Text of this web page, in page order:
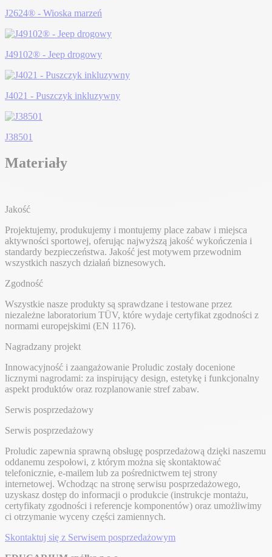
J2624® - Wioska marzeń
J49102® - Jeep drogowy
J4021 - Puszczyk inkluzywny
J38501
Materiały
Jakość
Projektujemy, produkujemy i montujemy place zabaw i miejsca
aktywności sportowej, oferując najwyższą jakość wykończenia i
standardy bezpieczeństwa. Jakość jest motywem przewodnim
wszystkich naszych działań biznesowych.
Zgodność
Wszystkie nasze produkty są sprawdzane i testowane przez
niezależne laboratorium TÜV, które wydaje certyfikat zgodności z
normami europejskimi (EN 1176).
Nagradzany projekt
Innowacyjność i zaangażowanie Proludic zostały docenione
licznymi nagrodami: za inspirujący design, estetykę i funkcjonalny
aspekt produktów oraz rozplanowanie stref zabaw.
Serwis posprzedażowy
Serwis posprzedażowy
Proludic zapewnia sprawną obsługę posprzedażową dzięki naszemu
oddanemu zespołowi, z którym można się skontaktować
telefonicznie, e-mailem lub za pośrednictwem tej strony
internetowej. Wchodząc na stronę serwisu posprzedażowego,
uzyskasz dostęp do informacji o produkcie (instrukcje montażu,
certyfikaty zgodności i referencje komponentów) oraz umożliwimy
ci otrzymanie wyceny części zamiennych.
Skontaktuj się z Serwisem posprzedażowym